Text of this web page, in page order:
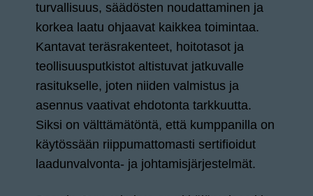
turvallisuus, säädösten noudattaminen ja
korkea laatu ohjaavat kaikkea toimintaa.
Kantavat teräsrakenteet, hoitotasot ja
teollisuusputkistot altistuvat jatkuvalle
rasitukselle, joten niiden valmistus ja
asennus vaativat ehdotonta tarkkuutta.
Siksi on välttämätöntä, että kumppanilla on
käytössään riippumattomasti sertifioidut
laadunvalvonta- ja johtamisjärjestelmät.